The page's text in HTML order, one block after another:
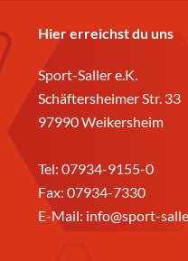
Hier erreichst du uns
Sport-Saller e.K.
Schäftersheimer Str. 33
97990 Weikersheim
Tel: 07934-9155-0
Fax: 07934-7330
E-Mail: info@sport-